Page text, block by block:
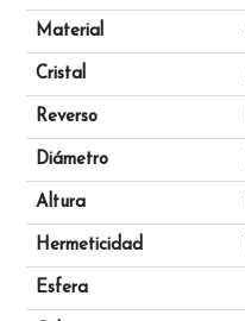
Material
Cristal
Reverso
Diámetro
Altura
Hermeticidad
Esfera